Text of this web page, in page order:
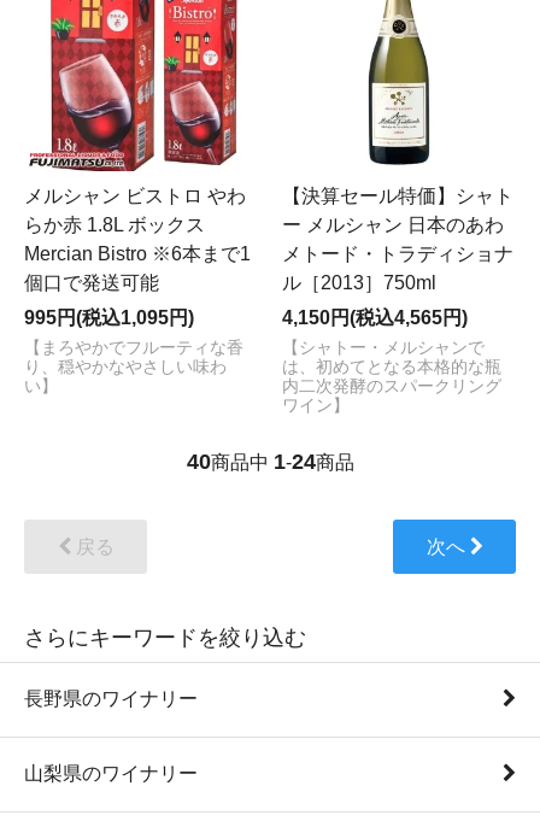
メルシャン ビストロ やわ
らか赤 1.8L ボックス
Mercian Bistro ※6本まで1
個口で発送可能
995円(税込1,095円)
【まろやかでフルーティな香
り、穏やかなやさしい味わ
い】
【決算セール特価】シャト
ー メルシャン 日本のあわ
メトード・トラディショナ
ル［2013］750ml
4,150円(税込4,565円)
【シャトー・メルシャンで
は、初めてとなる本格的な瓶
内二次発酵のスパークリング
ワイン】
40商品中 1-24商品
戻る 次へ
さらにキーワードを絞り込む
長野県のワイナリー
山梨県のワイナリー